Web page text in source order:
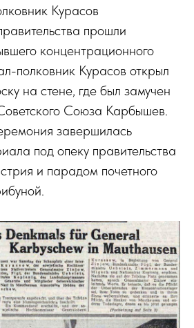
Курасов
прошли
концентрационного
полковник Курасов открыл
на стене, где был замучен
Союза Карбышев.
завершилась
под опеку правительства
и парадом почетного